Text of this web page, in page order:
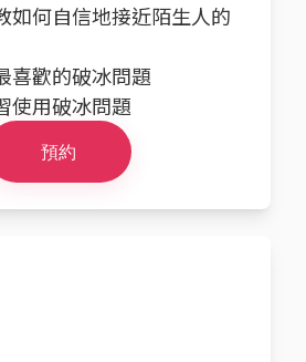
如何自信地接近陌生人的
喜歡的破冰問題
使用破冰問題
預約